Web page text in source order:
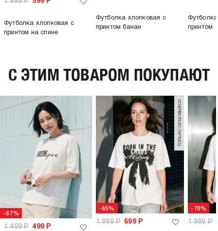
Футболка хлопковая с
принтом на спине
Футболка хлопковая с
принтом банан
принтом
C ЭТИМ ТОВАРОМ ПОКУПАЮТ
-67%
1 499Р 499 Р
-65%
только самовывоз
1 999Р 699Р
-70%
1 999Р